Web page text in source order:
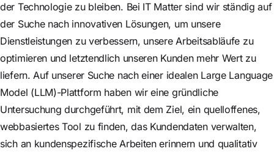
der Technologie zu bleiben. Bei IT Matter sind wir ständig auf
der Suche nach innovativen Lösungen, um unsere
Dienstleistungen zu verbessern, unsere Arbeitsabläufe zu
optimieren und letztendlich unseren Kunden mehr Wert zu
liefern. Auf unserer Suche nach einer idealen Large Language
Model (LLM)-Plattform haben wir eine gründliche
Untersuchung durchgeführt, mit dem Ziel, ein quelloffenes,
webbasiertes Tool zu finden, das Kundendaten verwalten,
sich an kundenspezifische Arbeiten erinnern und qualitativ